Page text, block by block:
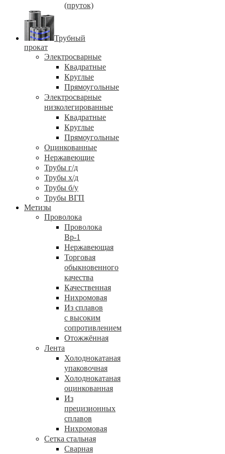
(пруток)
Трубный
прокат
Электросварные
Квадратные
Круглые
Прямоугольные
Электросварные
низколегированные
Квадратные
Круглые
Прямоугольные
Оцинкованные
Нержавеющие
Трубы г/д
Трубы х/д
Трубы б/у
Трубы ВГП
Метизы
Проволока
Проволока
Вр-1
Нержавеющая
Торговая
обыкновенного
качества
Качественная
Нихромовая
Из сплавов
с высоким
сопротивлением
Отожжённая
Лента
Холоднокатаная
упаковочная
Холоднокатаная
оцинкованная
Из
прецизионных
сплавов
Нихромовая
Сетка стальная
Сварная